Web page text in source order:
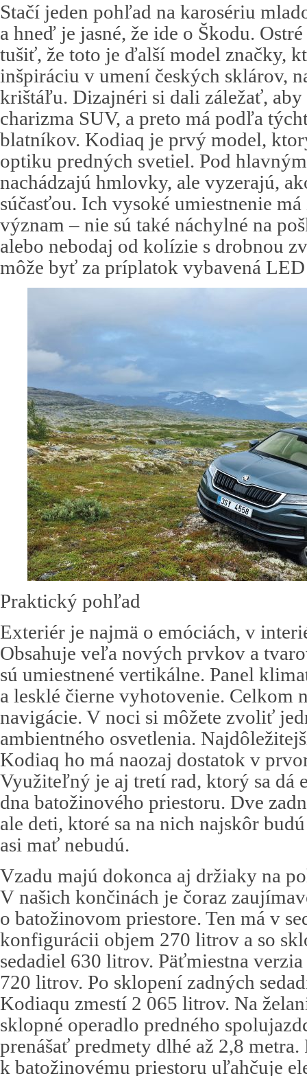
Stačí jeden pohľad na karosériu
a hneď je jasné, že ide o Škodu.
tušiť, že toto je ďalší model značky,
inšpiráciu v umení českých sklárov,
krištáľu. Dizajnéri si dali záležať,
charizma SUV, a preto má podľa
blatníkov. Kodiaq je prvý model,
optiku predných svetiel. Pod
nachádzajú hmlovky, ale vyzerajú,
súčasťou. Ich vysoké umiestnenie
význam – nie sú také náchylné na
alebo nebodaj od kolízie s drobnou
môže byť za príplatok vybavená
Praktický pohľad
Exteriér je najmä o emóciách, v
Obsahuje veľa nových prvkov a
sú umiestnené vertikálne. Panel
a lesklé čierne vyhotovenie. Celkom
navigácie. V noci si môžete zvoliť
ambientného osvetlenia.
Kodiaq ho má naozaj dostatok v
Využiteľný je aj tretí rad, ktorý sa dá
dna batožinového priestoru. Dve
ale deti, ktoré sa na nich najskôr
asi mať nebudú.
Vzadu majú dokonca aj držiaky na
V našich končinách je čoraz
o batožinovom priestore. Ten má v
konfigurácii objem 270 litrov a so
sedadiel 630 litrov. Päťmiestna
720 litrov. Po sklopení zadných
Kodiaqu zmestí 2 065 litrov. Na
sklopné operadlo predného
prenášať predmety dlhé až 2,8 metra.
k batožinovému priestoru uľahčuje